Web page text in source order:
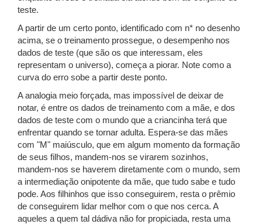
teste.
A partir de um certo ponto, identificado com n* no desenho
acima, se o treinamento prossegue, o desempenho nos
dados de teste (que são os que interessam, eles
representam o universo), começa a piorar. Note como a
curva do erro sobe a partir deste ponto.
A analogia meio forçada, mas impossível de deixar de
notar, é entre os dados de treinamento com a mãe, e dos
dados de teste com o mundo que a criancinha terá que
enfrentar quando se tornar adulta. Espera-se das mães
com "M" maiúsculo, que em algum momento da formação
de seus filhos, mandem-nos se virarem sozinhos,
mandem-nos se haverem diretamente com o mundo, sem
a intermediação onipotente da mãe, que tudo sabe e tudo
pode. Aos filhinhos que isso conseguirem, resta o prêmio
de conseguirem lidar melhor com o que nos cerca. A
aqueles a quem tal dádiva não for propiciada, resta uma